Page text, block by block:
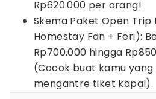
Rp620.000 per orang!
Skema Paket Open Trip
Homestay Fan + Feri):
Rp700.000 hingga
(Cocok buat kamu
mengantre tiket kapal).